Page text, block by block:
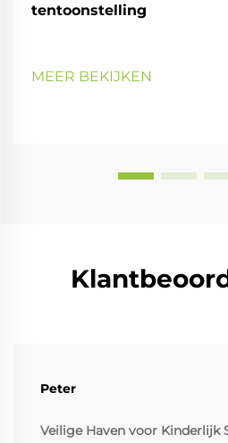
tentoonstelling
MEER BEKIJKEN
Peter
Veilige Haven voor Kinderlijk